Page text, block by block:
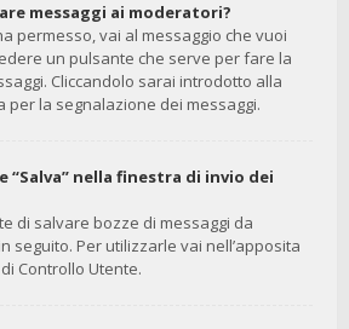
messaggi ai moderatori?
permesso, vai al messaggio che vuoi
un pulsante che serve per fare la
Cliccandolo sarai introdotto alla
per la segnalazione dei messaggi.
“Salva” nella finestra di invio dei
di salvare bozze di messaggi da
seguito. Per utilizzarle vai nell’apposita
Controllo Utente.